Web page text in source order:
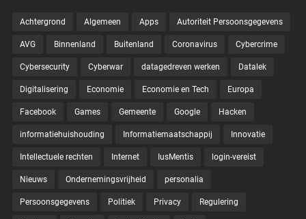
Achtergrond Algemeen Apps Autoriteit Persoonsgegevens
AVG Binnenland Buitenland Coronavirus Cybercrime
Cybersecurity Cyberwar datagedreven werken Datalek
Digitalisering Economie Economie en Tech Europa
Facebook Games Gemeente Google Hacken
informatiehuishouding Informatiemaatschappij Innovatie
Intellectuele rechten Internet IusMentis login-vereist
Nieuws Ondernemingsvrijheid personalia
Persoonsgegevens Politiek Privacy Regulering